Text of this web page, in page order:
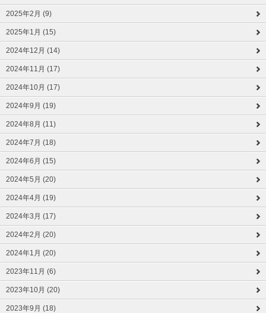
2025年2月 (9)
2025年1月 (15)
2024年12月 (14)
2024年11月 (17)
2024年10月 (17)
2024年9月 (19)
2024年8月 (11)
2024年7月 (18)
2024年6月 (15)
2024年5月 (20)
2024年4月 (19)
2024年3月 (17)
2024年2月 (20)
2024年1月 (20)
2023年11月 (6)
2023年10月 (20)
2023年9月 (18)